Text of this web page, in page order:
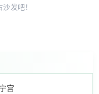
发吧！
宫